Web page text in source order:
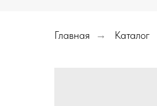
Главная → Каталог